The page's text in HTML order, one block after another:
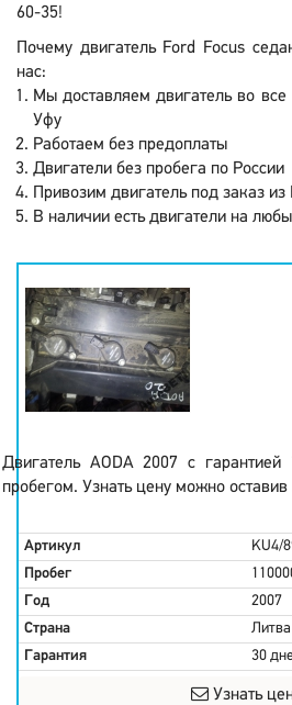
60-35!
Почему двигатель Ford Focus
нас:
Мы доставляем двигатель во
Уфу
Работаем без предоплаты
Двигатели без пробега по России
Привозим двигатель под заказ
В наличии есть двигатели на
Двигатель AODA 2007 с
пробегом. Узнать цену можно оставив
Артикул
KU4/
Пробег
Год
2007
Страна
Литва
Гарантия
30
Узнать